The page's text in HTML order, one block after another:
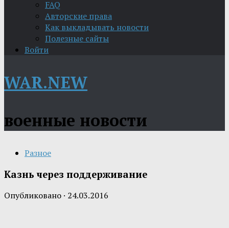
FAQ
Авторские права
Как выкладывать новости
Полезные сайты
Войти
WAR.NEW
военные новости
Разное
Казнь через поддерживание
Опубликовано · 24.03.2016